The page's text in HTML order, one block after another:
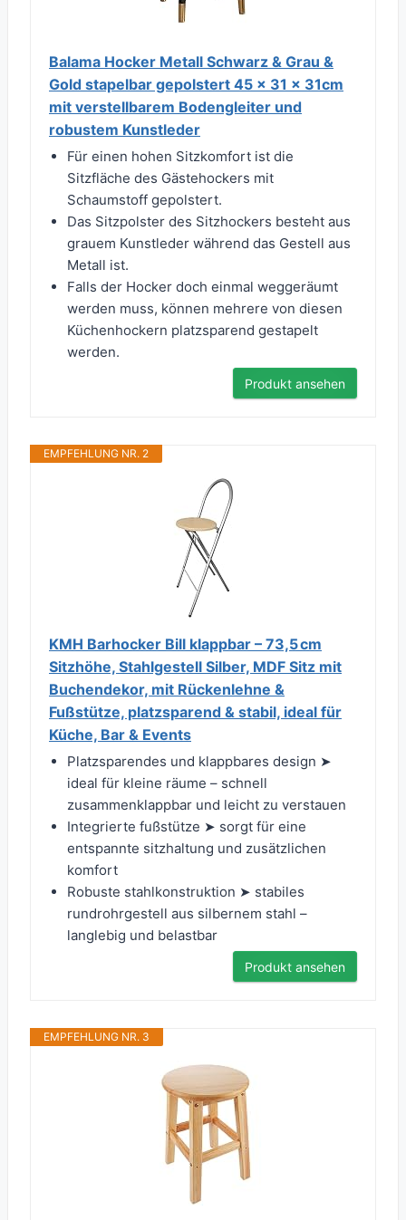
Balama Hocker Metall Schwarz & Grau &
Gold stapelbar gepolstert 45 x 31 x 31cm
mit verstellbarem Bodengleiter und
robustem Kunstleder
Für einen hohen Sitzkomfort ist die
Sitzfläche des Gästehockers mit
Schaumstoff gepolstert.
Das Sitzpolster des Sitzhockers besteht aus
grauem Kunstleder während das Gestell aus
Metall ist.
Falls der Hocker doch einmal weggeräumt
werden muss, können mehrere von diesen
Küchenhockern platzsparend gestapelt
werden.
Produkt ansehen
EMPFEHLUNG NR. 2
KMH Barhocker Bill klappbar – 73,5 cm
Sitzhöhe, Stahlgestell Silber, MDF Sitz mit
Buchendekor, mit Rückenlehne &
Fußstütze, platzsparend & stabil, ideal für
Küche, Bar & Events
Platzsparendes und klappbares design ➤
ideal für kleine räume – schnell
zusammenklappbar und leicht zu verstauen
Integrierte fußstütze ➤ sorgt für eine
entspannte sitzhaltung und zusätzlichen
komfort
Robuste stahlkonstruktion ➤ stabiles
rundrohrgestell aus silbernem stahl –
langlebig und belastbar
Produkt ansehen
EMPFEHLUNG NR. 3